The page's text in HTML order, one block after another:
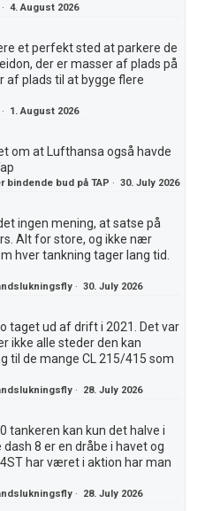
·4. August 2026
et perfekt sted at parkere de
der er masser af plads på
af plads til at bygge flere
· 1. August 2026
om at Lufthansa også havde
bindende bud på TAP ·30. July 2026
ingen mening, at satse på
Alt for store, og ikke nær
hver tankning tager lang tid.
·30. July 2026
taget ud af drift i 2021. Det var
ikke alle steder den kan
til de mange CL 215/415 som
· 28. July 2026
tankeren kan kun det halve i
8 er en dråbe i havet og
har været i aktion har man
· 28. July 2026